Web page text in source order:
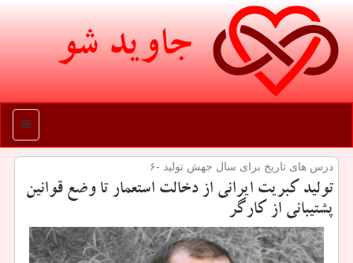
جاوید شو
منو
درس های تاریخ برای سال جهش تولید -۶
تولید كبریت ایرانی از دخالت استعمار تا وضع قوانین
پشتیبانی از كارگر